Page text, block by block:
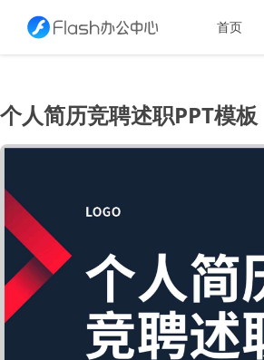
首页
个人简历竞聘述职PPT模板